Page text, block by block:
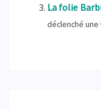
La folie
déclenché une